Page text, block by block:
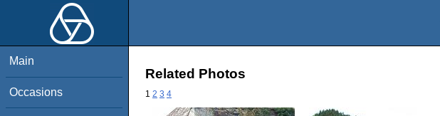
Main
Occasions
Related Photos
1 2 3 4